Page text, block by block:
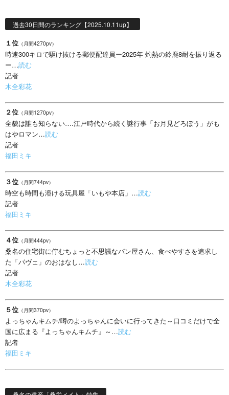
過去30日間のランキング【2025.10.11up】
１位 （月間4270pv）
時速300キロで駆け抜ける郵便配達員ー2025年 灼熱の鈴鹿8耐を振り返る
ー…読む
記者
木全彩花
２位 （月間1270pv）
全貌は誰も知らない….江戸時代から続く謎行事「お月見どろぼう」がも
はやロマン…読む
記者
福田ミキ
３位 （月間744pv）
時空も時間も溶ける玩具屋「いもや本店」…読む
記者
福田ミキ
４位 （月間444pv）
桑名の住宅街に佇むちょっと不思議なパン屋さん、食べやすさを追求し
た「パヴェ」のおはなし…読む
記者
木全彩花
５位 （月間370pv）
よっちゃんキムチ/噂のよっちゃんに会いに行ってきた～口コミだけで全
国に広まる『よっちゃんキムチ』～…読む
記者
福田ミキ